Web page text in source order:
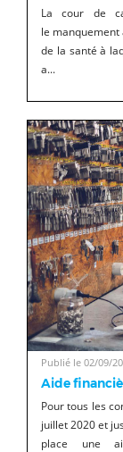
La cour de
le manquement
de la santé à
a...
Publié le 02/09/
Aide
Pour tous les
juillet 2020 et
place une